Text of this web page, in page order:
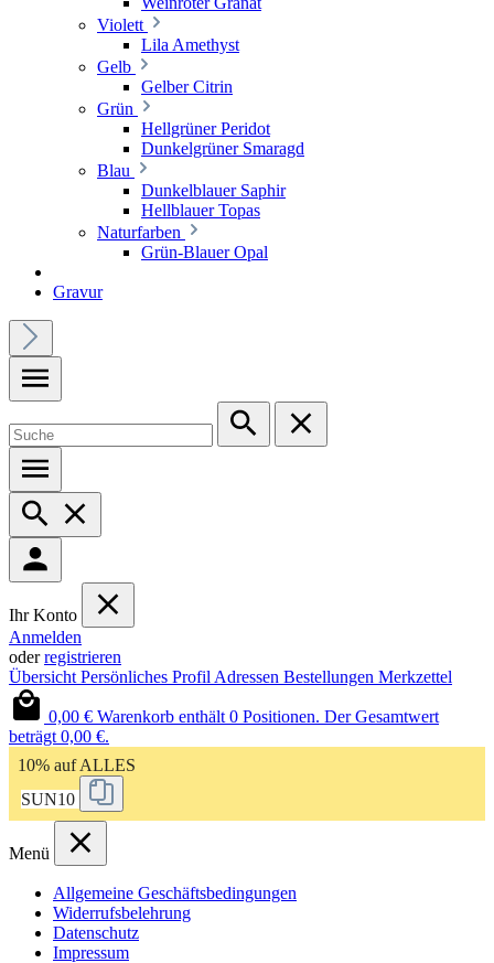
Violett
Lila Amethyst
Gelb
Gelber Citrin
Grün
Hellgrüner Peridot
Dunkelgrüner Smaragd
Blau
Dunkelblauer Saphir
Hellblauer Topas
Naturfarben
Grün-Blauer Opal
Gravur
Ihr Konto
Anmelden
oderregistrieren
Übersicht Persönliches Profil Adressen Bestellungen Merkzettel
0,00 € Warenkorb enthält 0 Positionen. Der Gesamtwert
beträgt 0,00 €.
10% auf ALLES
SUN10
Menü
Allgemeine Geschäftsbedingungen
Widerrufsbelehrung
Datenschutz
Impressum